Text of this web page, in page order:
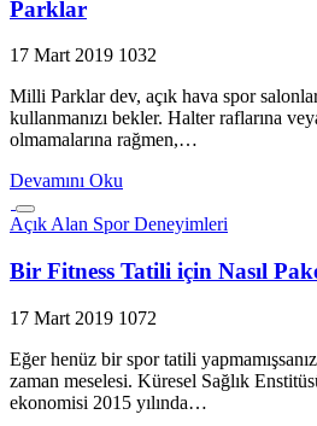
Parklar
17 Mart 2019 1032
Milli Parklar dev, açık hava spor
kullanmanızı bekler. Halter raflarına
olmamalarına rağmen,…
Devamını Oku
Açık Alan Spor Deneyimleri
Bir Fitness Tatili için Nasıl
17 Mart 2019 1072
Eğer henüz bir spor tatili
zaman meselesi. Küresel Sağlık
ekonomisi 2015 yılında…